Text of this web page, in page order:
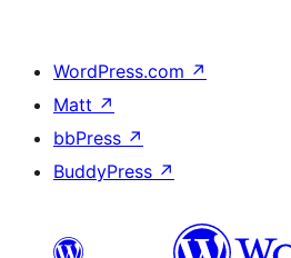
WordPress.com ↗
Matt ↗
bbPress ↗
BuddyPress ↗